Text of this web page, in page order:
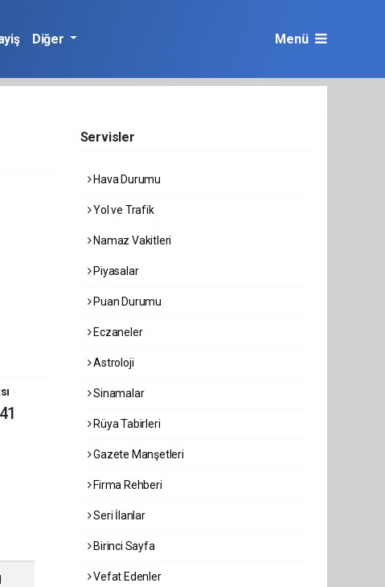
Diğer Menü
Servisler
Hava Durumu
Yol ve Trafik
Namaz Vakitleri
Piyasalar
Puan Durumu
Eczaneler
Astroloji
Sinamalar
Rüya Tabirleri
Gazete Manşetleri
Firma Rehberi
Seri İlanlar
Birinci Sayfa
Vefat Edenler